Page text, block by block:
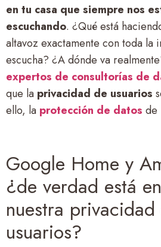
en tu casa que siempre nos
escuchando. ¿Qué está
altavoz exactamente con toda la
escucha? ¿A dónde va
expertos de consultorías de
que la privacidad de usuarios
ello, la protección de datos de
Google Home y
¿de verdad está
nuestra
usuarios?